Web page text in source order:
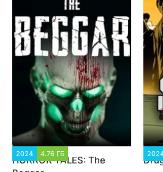
2024 4.76 ГБ
HORROR TALES: The